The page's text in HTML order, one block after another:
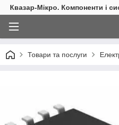
Квазар-Мікро. Компоненти і
Товари та послуги